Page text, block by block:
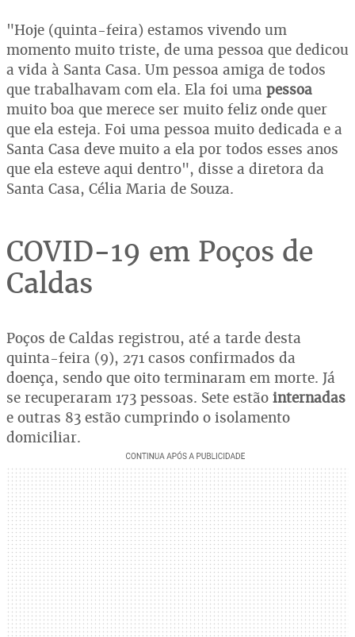
"Hoje (quinta-feira) estamos vivendo um
momento muito triste, de uma pessoa que dedicou
a vida à Santa Casa. Um pessoa amiga de todos
que trabalhavam com ela. Ela foi uma pessoa
muito boa que merece ser muito feliz onde quer
que ela esteja. Foi uma pessoa muito dedicada e a
Santa Casa deve muito a ela por todos esses anos
que ela esteve aqui dentro", disse a diretora da
Santa Casa, Célia Maria de Souza.
COVID-19 em Poços de
Caldas
Poços de Caldas registrou, até a tarde desta
quinta-feira (9), 271 casos confirmados da
doença, sendo que oito terminaram em morte. Já
se recuperaram 173 pessoas. Sete estão internadas
e outras 83 estão cumprindo o isolamento
domiciliar.